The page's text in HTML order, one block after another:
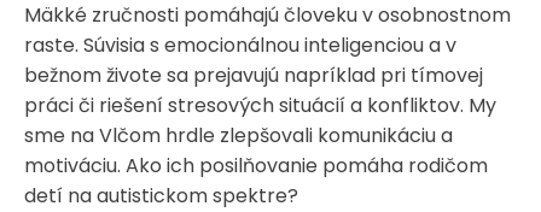
Mäkké zručnosti pomáhajú človeku v osobnostnom
raste. Súvisia s emocionálnou inteligenciou a v
bežnom živote sa prejavujú napríklad pri tímovej
práci či riešení stresových situácií a konfliktov. My
sme na Vlčom hrdle zlepšovali komunikáciu a
motiváciu. Ako ich posilňovanie pomáha rodičom
detí na autistickom spektre?